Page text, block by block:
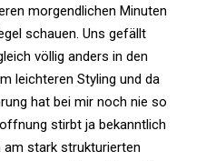
mor­gend­li­chen Minuten
schauen. Uns gefällt
völlig anders in den
leich­teren Sty­ling und da
hat bei mir noch nie so
stirbt ja bekannt­lich
am stark struk­tu­rierten